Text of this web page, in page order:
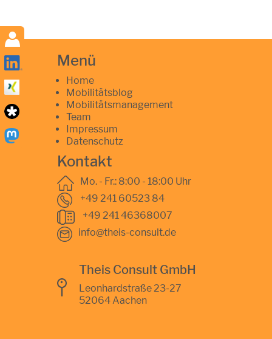
Menü
Home
Mobilitätsblog
Mobilitätsmanagement
Team
Impressum
Datenschutz
Kontakt
Mo. - Fr.: 8:00 - 18:00 Uhr
+49 241 60523 84
+49 241 46368007
info@theis-consult.de
Theis Consult GmbH
Leonhardstraße 23-27
52064 Aachen